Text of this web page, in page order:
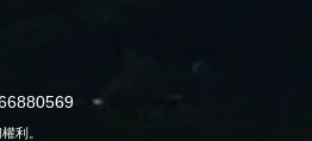
利。